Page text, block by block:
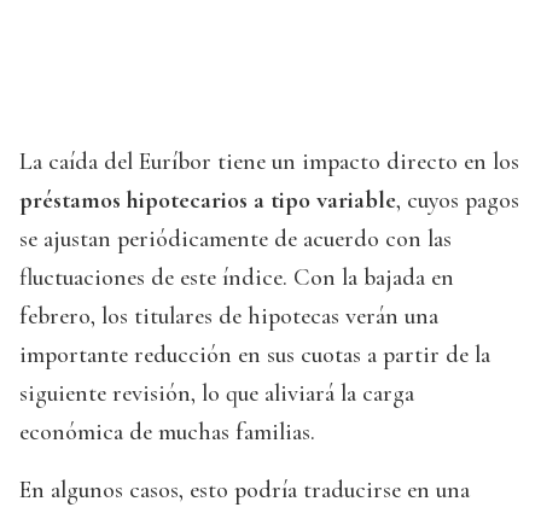
La caída del Euríbor tiene un impacto directo en los
préstamos hipotecarios a tipo variable, cuyos pagos
se ajustan periódicamente de acuerdo con las
fluctuaciones de este índice. Con la bajada en
febrero, los titulares de hipotecas verán una
importante reducción en sus cuotas a partir de la
siguiente revisión, lo que aliviará la carga
económica de muchas familias.
En algunos casos, esto podría traducirse en una